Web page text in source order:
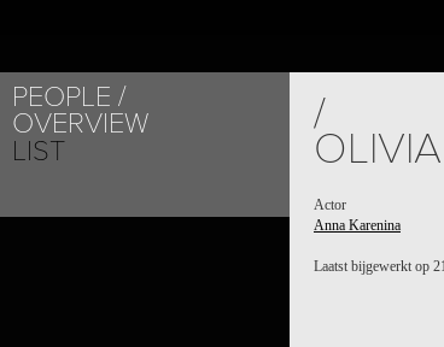
PEOPLE
OVERVIEW
LIST
/
Actor
Anna Karenina
Laatst bijgewerkt op